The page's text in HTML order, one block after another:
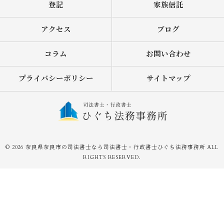
登記 家族信託
アクセス ブログ
コラム お問い合わせ
プライバシーポリシー サイトマップ
© 2026 奈良県奈良市の司法書士なら司法書士・行政書士ひぐち法務事務所 ALL
RIGHTS RESERVED.